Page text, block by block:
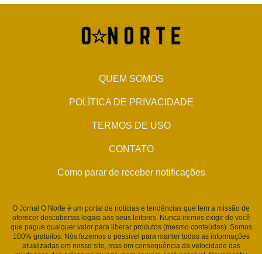
QUEM SOMOS
POLÍTICA DE PRIVACIDADE
TERMOS DE USO
CONTATO
Como parar de receber notificações
O Jornal O Norte é um portal de notícias e tendências que tem a missão de
oferecer descobertas legais aos seus leitores. Nunca iremos exigir de você
que pague qualquer valor para liberar produtos (mesmo conteúdos). Somos
100% gratuitos. Nós fazemos o possível para manter todas as informações
atualizadas em nosso site, mas em consequência da velocidade das